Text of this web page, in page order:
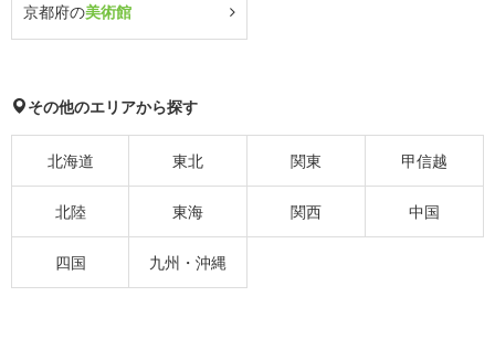
京都府の美術館
その他のエリアから探す
北海道 東北 関東 甲信越
北陸 東海 関西 中国
四国 九州・沖縄